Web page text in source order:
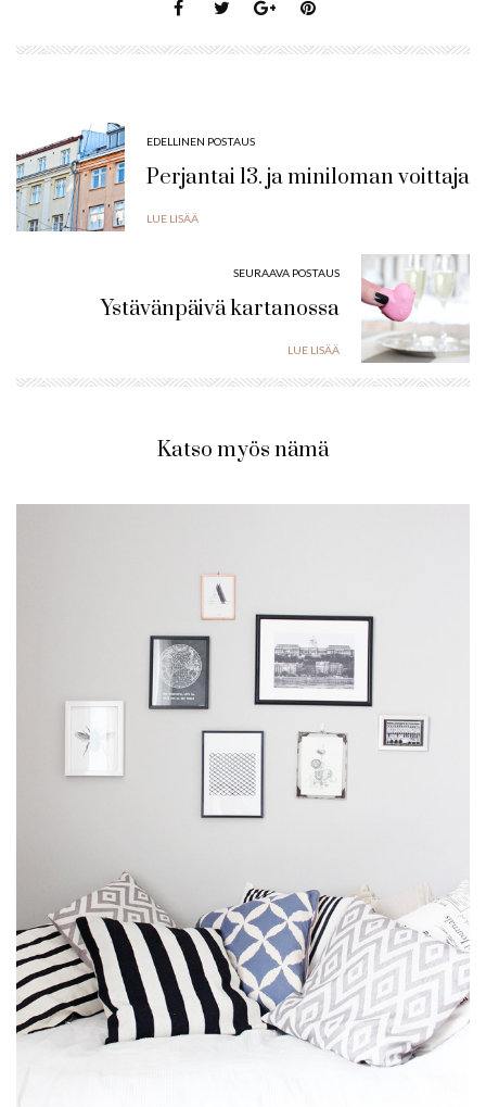
EDELLINEN POSTAUS
Perjantai 13. ja miniloman voittaja
LUE LISÄÄ
SEURAAVA POSTAUS
Ystävänpäivä kartanossa
LUE LISÄÄ
Katso myös nämä